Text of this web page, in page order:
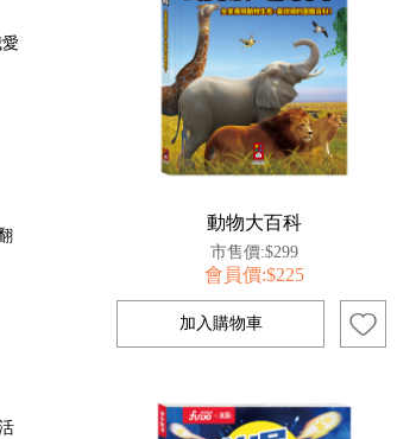
動物大百科
市售價:$299
會員價:$225